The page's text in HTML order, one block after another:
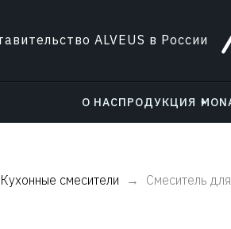
ALVEUS в России
О НАСПРОДУКЦИЯ
Кухонные смесители Смеситель